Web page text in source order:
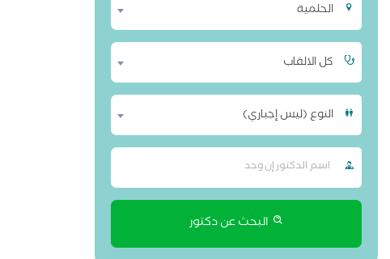
الحلمية
كل الالقاب
النوع (ليس إجباري)
البحث عن دكتور